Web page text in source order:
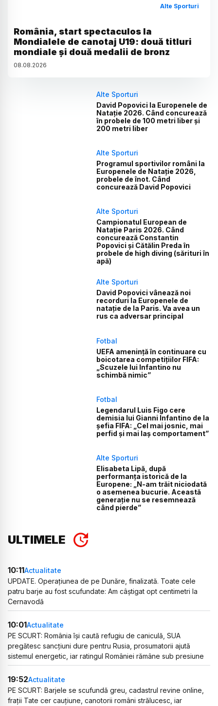
Alte Sporturi
România, start spectaculos la
Mondialele de canotaj U19: două titluri
mondiale și două medalii de bronz
08.08.2026
Alte Sporturi
David Popovici la Europenele de
Natație 2026. Când concurează
în probele de 100 metri liber și
200 metri liber
Alte Sporturi
Programul sportivilor români la
Europenele de Natație 2026,
probele de înot. Când
concurează David Popovici
Alte Sporturi
Campionatul European de
Natație Paris 2026. Când
concurează Constantin
Popovici și Cătălin Preda în
probele de high diving (sărituri în
apă)
Alte Sporturi
David Popovici vânează noi
recorduri la Europenele de
natație de la Paris. Va avea un
rus ca adversar principal
Fotbal
UEFA amenință în continuare cu
boicotarea competițiilor FIFA:
„Scuzele lui Infantino nu
schimbă nimic”
Fotbal
Legendarul Luis Figo cere
demisia lui Gianni Infantino de la
șefia FIFA: „Cel mai josnic, mai
perfid și mai laș comportament”
Alte Sporturi
Elisabeta Lipă, după
performanța istorică de la
Europene: „N-am trăit niciodată
o asemenea bucurie. Această
generație nu se resemnează
când pierde”
ULTIMELE
10:11Actualitate
UPDATE. Operațiunea de pe Dunăre, finalizată. Toate cele
patru barje au fost scufundate: Am câștigat opt centimetri la
Cernavodă
10:01Actualitate
PE SCURT: România își caută refugiu de caniculă, SUA
pregătesc sancțiuni dure pentru Rusia, prosumatorii ajută
sistemul energetic, iar ratingul României rămâne sub presiune
19:52Actualitate
PE SCURT: Barjele se scufundă greu, cadastrul revine online,
frații Tate cer cauțiune, canotorii români strălucesc, iar